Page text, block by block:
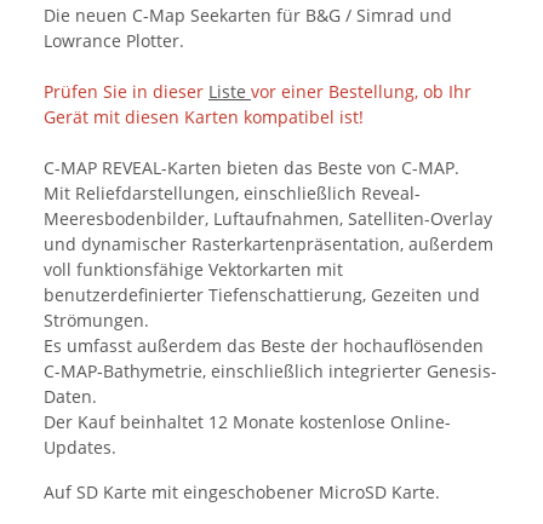
Die neuen C-Map Seekarten für B&G / Simrad und
Lowrance Plotter.
Prüfen Sie in dieser Liste vor einer Bestellung, ob Ihr
Gerät mit diesen Karten kompatibel ist!
C-MAP REVEAL-Karten bieten das Beste von C-MAP.
Mit Reliefdarstellungen, einschließlich Reveal-
Meeresbodenbilder, Luftaufnahmen, Satelliten-Overlay
und dynamischer Rasterkartenpräsentation, außerdem
voll funktionsfähige Vektorkarten mit
benutzerdefinierter Tiefenschattierung, Gezeiten und
Strömungen.
Es umfasst außerdem das Beste der hochauflösenden
C-MAP-Bathymetrie, einschließlich integrierter Genesis-
Daten.
Der Kauf beinhaltet 12 Monate kostenlose Online-
Updates.
Auf SD Karte mit eingeschobener MicroSD Karte.